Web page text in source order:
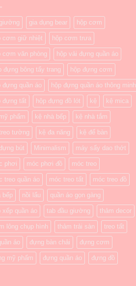
gia dụng bear hộp cơm
cơm giữ nhiệt hộp cơm trưa
cơm văn phòng hộp vải đựng quần áo
đựng bông tẩy trang hộp đựng cơm
đựng quần áo hộp đựng quần áo thông minh
đựng tất hộp đựng đồ lót kệ kệ mica
phẩm kệ nhà bếp kệ nhà tắm
tường kệ đa năng kệ để bàn
bút Minimalism máy sấy dao thớt
phơi móc phơi đồ móc treo
treo quần áo móc treo tất móc treo đồ
bếp nồi lẩu quần áo gọn gàng
xếp quần áo tab đầu giường thảm decor
lông chụp hình thảm trải sàn treo tất
áo đựng bàn chải đựng cơm
mỹ phẩm đựng quần áo đựng đồ